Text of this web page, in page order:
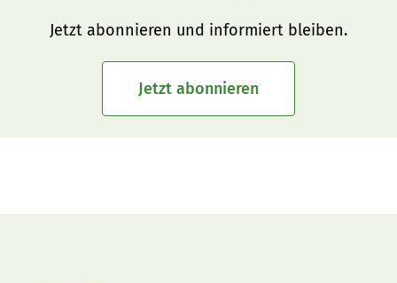
Jetzt abonnieren und informiert bleiben.
Jetzt abonnieren